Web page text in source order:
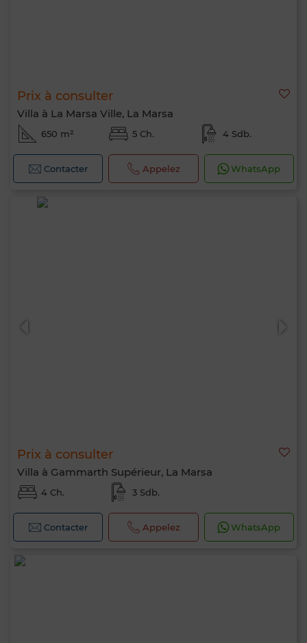
Prix à consulter
Villa à La Marsa Ville, La Marsa
650 m² 5 Ch. 4 Sdb.
Contacter Appelez WhatsApp
Prix à consulter
Villa à Gammarth Supérieur, La Marsa
4 Ch. 3 Sdb.
Contacter Appelez WhatsApp